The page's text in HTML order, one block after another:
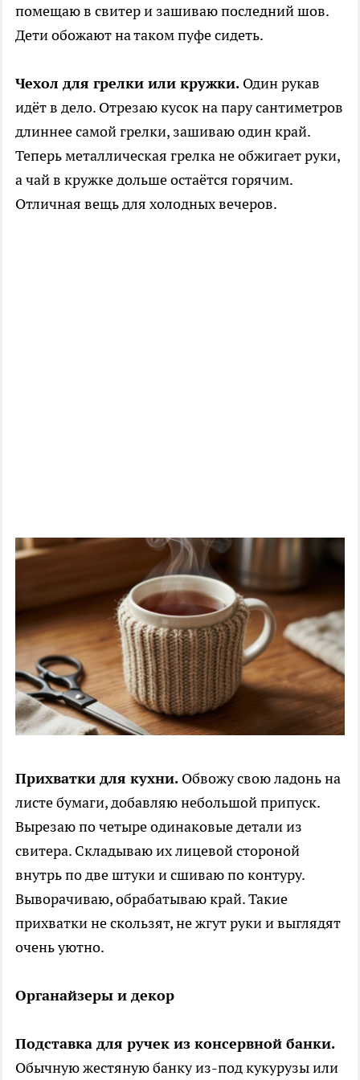
помещаю в свитер и зашиваю последний шов.
Дети обожают на таком пуфе сидеть.
Чехол для грелки или кружки. Один рукав
идёт в дело. Отрезаю кусок на пару сантиметров
длиннее самой грелки, зашиваю один край.
Теперь металлическая грелка не обжигает руки,
а чай в кружке дольше остаётся горячим.
Отличная вещь для холодных вечеров.
Прихватки для кухни. Обвожу свою ладонь на
листе бумаги, добавляю небольшой припуск.
Вырезаю по четыре одинаковые детали из
свитера. Складываю их лицевой стороной
внутрь по две штуки и сшиваю по контуру.
Выворачиваю, обрабатываю край. Такие
прихватки не скользят, не жгут руки и выглядят
очень уютно.
Органайзеры и декор
Подставка для ручек из консервной банки.
Обычную жестяную банку из-под кукурузы или